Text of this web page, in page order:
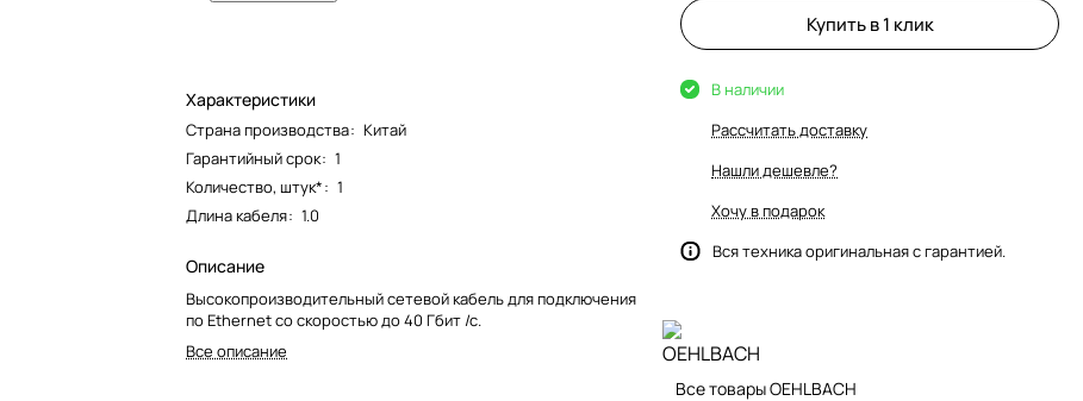
Характеристики
Страна производства: Китай
Гарантийный срок: 1
Количество, штук*: 1
Длина кабеля: 1.0
Описание
Высокопроизводительный сетевой кабель для подключения
по Ethernet со скоростью до 40 Гбит /с.
Все описание
Купить в 1 клик
В наличии
Рассчитать доставку
Нашли дешевле?
Хочу в подарок
Вся техника оригинальная с гарантией.
Все товары OEHLBACH